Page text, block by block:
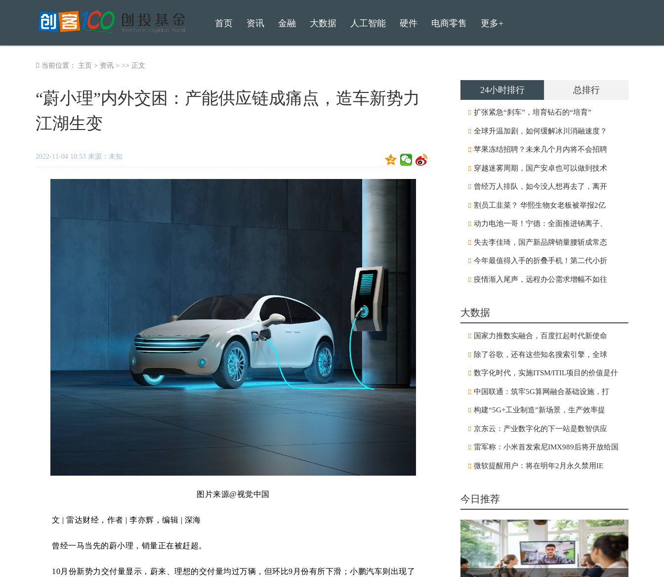
首页 资讯 金融 大数据 人工智能 硬件 电商零售 更多+
当前位置： 主页 > 资讯 > >> 正文
“蔚小理”内外交困：产能供应链成痛点，造车新势力
江湖生变
2022-11-04 10:53 来源：未知
图片来源@视觉中国
文 | 雷达财经，作者 | 李亦辉，编辑 | 深海
曾经一马当先的蔚小理，销量正在被赶超。
10月份新势力交付量显示，蔚来、理想的交付量均过万辆，但环比9月份有所下滑；小鹏汽车则出现了
24小时排行 总排行
扩张紧急“刹车”，培育钻石的“培育”
全球升温加剧，如何缓解冰川消融速度？
苹果冻结招聘？未来几个月内将不会招聘
穿越迷雾周期，国产安卓也可以做到技术
曾经万人排队，如今没人想再去了，离开
割员工韭菜？ 华熙生物女老板被举报2亿
动力电池一哥！宁德：全面推进钠离子、
失去李佳琦，国产新品牌销量腰斩成常态
今年最值得入手的折叠手机！第二代小折
疫情渐入尾声，远程办公需求增幅不如往
大数据
国家力推数实融合，百度扛起时代新使命
除了谷歌，还有这些知名搜索引擎，全球
数字化时代，实施ITSM/ITIL项目的价值是什
中国联通：筑牢5G算网融合基础设施，打
构建“5G+工业制造”新场景，生产效率提
京东云：产业数字化的下一站是数智供应
雷军称：小米首发索尼IMX989后将开放给国
微软提醒用户：将在明年2月永久禁用IE
今日推荐